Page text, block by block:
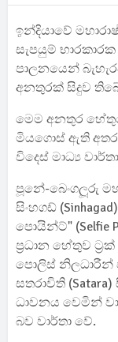
ඉන්දියාවේ
සැපයුම් භාරකාරක
පාලනයෙන්
අනතුරක් සිදුව
මෙම අනතුර
මියගොස් ඇති අතර,
විදෙස් මාධ්‍ය
පූනේ-බෙංගලූරු
සිංහගඩ්
පොයින්ට්" (Selfie
ප්‍රධාන හේතුව
පොලිස් නිලධාරීන්
සතරාවිති
ධාවනය වෙමින්
බව වාර්තා වේ.